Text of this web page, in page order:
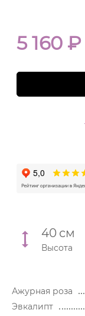
5 160 ₽
40 см
Высота
Ажурная роза
Эвкалипт